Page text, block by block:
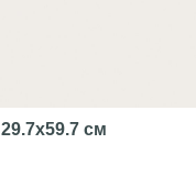
29.7x59.7 см